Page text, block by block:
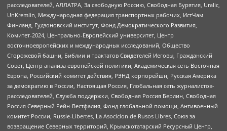
расследователей, АЛЛАТРА, За свободную Россию, Свободная Бурятия, Uralic,
UnKremlin, Международная федерация транспортных рабочих, ИстЧам
Финланд, Гудзоновский институт, Фонд Демократического Развития,
Комитет-2024, Центрально-Европейский университет, Центр
восточноевропейских и международных исследований, Общество
Сторожевой башни, Библии и трактатов Свидетелей Иеговы, Гражданский
Совет, Центр анализа европейской политики, Академическая сеть Восточная
Европа, Российский комитет действия, РЭНД корпорейшн, Русская Америка
за демократию в России, Настоящая Россия, Глобальная сеть журналистов-
расследователей, Служба поддержки, Свободная Россия Берлин, Свободная
Россия Северный Рейн-Вестфалия, Фонд глобальной помощи, Антивоенный
комитет России, Russie-Libertes, La Asocicion de Rusos Libres, Союз за
возвращение Северных территорий, Крымскотатарский Ресурсный Центр,